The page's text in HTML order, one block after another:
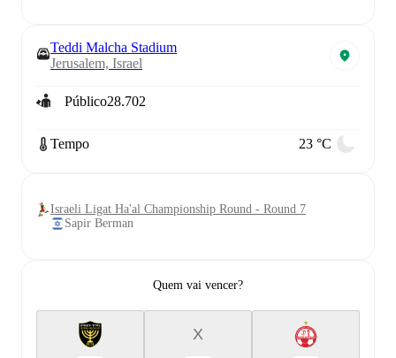
Teddi Malcha Stadium
Jerusalem, Israel
Público28.702
Tempo 23 °C
Israeli Ligat Ha'al Championship Round - Round 7
Sapir Berman
Quem vai vencer?
X